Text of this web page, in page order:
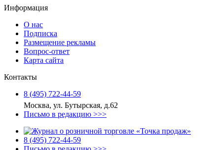
Информация
О нас
Подписка
Размещение рекламы
Вопрос-ответ
Карта сайта
Контакты
8 (495) 722‑44‑59
Москва, ул. Бутырская, д.62
Письмо в редакцию >>>
8 (495) 722‑44‑59